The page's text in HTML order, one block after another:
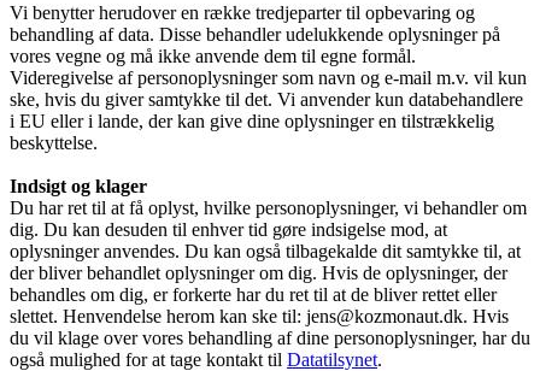
Vi benytter herudover en række tredjeparter til opbevaring og
behandling af data. Disse behandler udelukkende oplysninger på
vores vegne og må ikke anvende dem til egne formål.
Videregivelse af personoplysninger som navn og e-mail m.v. vil kun
ske, hvis du giver samtykke til det. Vi anvender kun databehandlere
i EU eller i lande, der kan give dine oplysninger en tilstrækkelig
beskyttelse.
Indsigt og klager
Du har ret til at få oplyst, hvilke personoplysninger, vi behandler om
dig. Du kan desuden til enhver tid gøre indsigelse mod, at
oplysninger anvendes. Du kan også tilbagekalde dit samtykke til, at
der bliver behandlet oplysninger om dig. Hvis de oplysninger, der
behandles om dig, er forkerte har du ret til at de bliver rettet eller
slettet. Henvendelse herom kan ske til: jens@kozmonaut.dk. Hvis
du vil klage over vores behandling af dine personoplysninger, har du
også mulighed for at tage kontakt til Datatilsynet.